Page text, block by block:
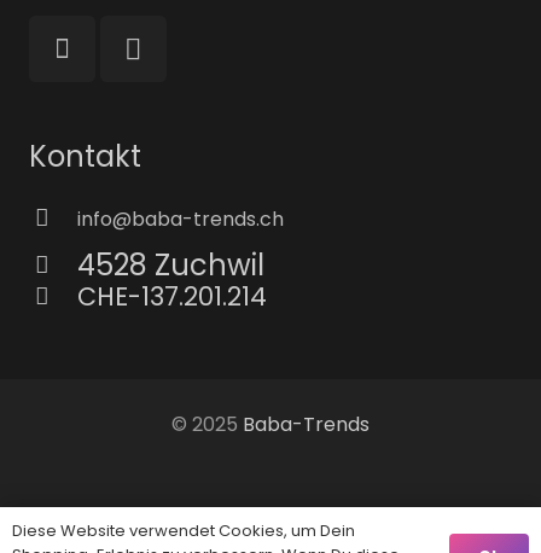
Kontakt
info@baba-trends.ch
4528 Zuchwil
CHE-137.201.214
© 2025 Baba-Trends
AGB
Diese Website verwendet Cookies, um Dein